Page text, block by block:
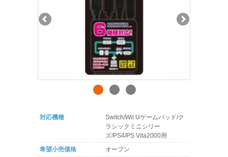
対応機種
Switch/Wii Uゲームパッド/ク
ラシックミニシリー
ズ/PS4/PS Vita2000用
希望小売価格
オープン